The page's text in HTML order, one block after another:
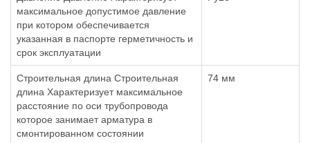
максимальное допустимое давление
при котором обеспечивается
указанная в паспорте герметичность и
срок эксплуатации
Строительная длина Строительная
длина Характеризует максимальное
расстояние по оси трубопровода
которое занимает арматура в
смонтированном состоянии
74 мм